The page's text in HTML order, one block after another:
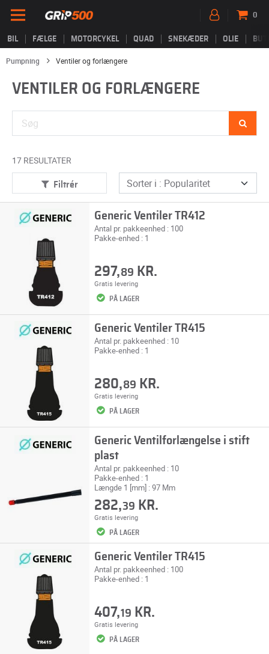
BIL FÆLGE MOTORCYKEL QUAD SNEKÆDER OLIE
0
Pumpning Ventiler og forlængere
VENTILER OG FORLÆNGERE
17 RESULTATER
Filtrér
Generic Ventiler TR412
Antal pr. pakkeenhed : 100
Pakke-enhed : 1
297,89 KR.
Gratis levering
PÅ LAGER
Generic Ventiler TR415
Antal pr. pakkeenhed : 10
Pakke-enhed : 1
280,89 KR.
Gratis levering
PÅ LAGER
Generic Ventilforlængelse i stift
plast
Antal pr. pakkeenhed : 10
Pakke-enhed : 1
Længde 1 [mm] : 97 Mm
282,39 KR.
Gratis levering
PÅ LAGER
Generic Ventiler TR415
Antal pr. pakkeenhed : 100
Pakke-enhed : 1
407,19 KR.
Gratis levering
PÅ LAGER